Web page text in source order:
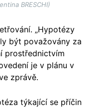
BRESCHI)
„Hypotézy
být považovány za
prostřednictvím
je v plánu v
zprávě.
týkající se příčin